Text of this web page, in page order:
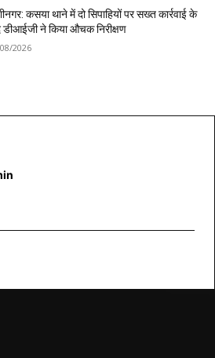
कसया थाने में दो सिपाहियों पर सख्त कार्रवाई के
डीआईजी ने किया औचक निरीक्षण
2026